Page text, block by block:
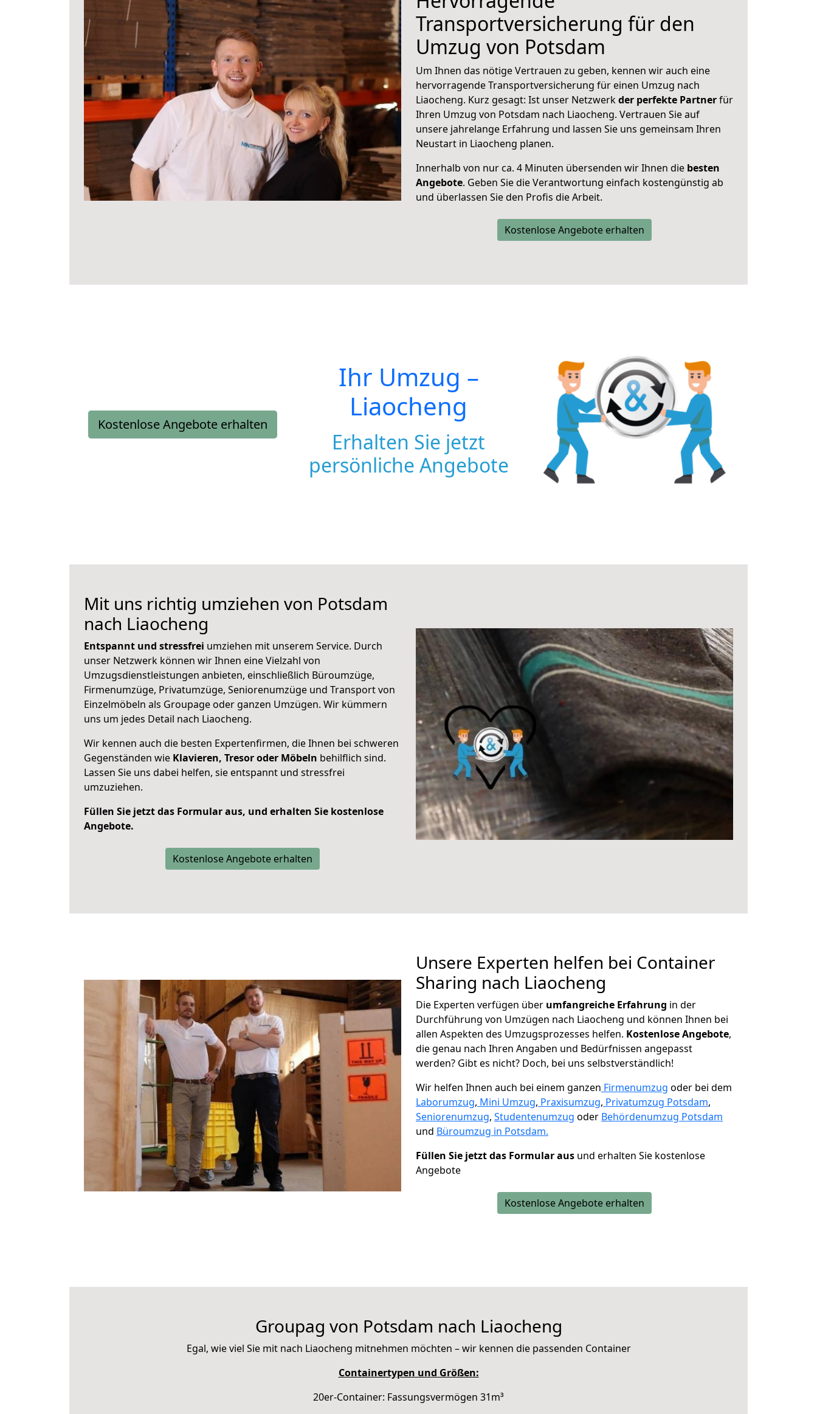
Transportversicherung für den
Umzug von Potsdam
Um Ihnen das nötige Vertrauen zu geben, kennen wir auch eine
hervorragende Transportversicherung für einen Umzug nach
Liaocheng. Kurz gesagt: Ist unser Netzwerkder perfekte Partnerfür
Ihren Umzug von Potsdam nach Liaocheng. Vertrauen Sie auf
unsere jahrelange Erfahrung und lassen Sie uns gemeinsam Ihren
Neustart in Liaocheng planen.
Innerhalb von nur ca. 4 Minuten übersenden wir Ihnen die besten
Angebote. Geben Sie die Verantwortung einfach kostengünstig ab
und überlassen Sie den Profis die Arbeit.
Kostenlose Angebote erhalten
Kostenlose Angebote erhalten
Ihr Umzug –
Liaocheng
Erhalten Sie jetzt
persönliche Angebote
Mit uns richtig umziehen von Potsdam
nach Liaocheng
Entspannt und stressfrei umziehen mit unserem Service. Durch
unser Netzwerk können wir Ihnen eine Vielzahl von
Umzugsdienstleistungen anbieten, einschließlich Büroumzüge,
Firmenumzüge, Privatumzüge, Seniorenumzüge und Transport von
Einzelmöbeln als Groupage oder ganzen Umzügen. Wir kümmern
uns um jedes Detail nach Liaocheng.
Wir kennen auch die besten Expertenfirmen, die Ihnen bei schweren
Gegenständen wie Klavieren, Tresor oder Möbeln behilflich sind.
Lassen Sie uns dabei helfen, sie entspannt und stressfrei
umzuziehen.
Füllen Sie jetzt das Formular aus, und erhalten Sie kostenlose
Angebote.
Kostenlose Angebote erhalten
Unsere Experten helfen bei Container
Sharing nach Liaocheng
Die Experten verfügen über umfangreiche Erfahrung in der
Durchführung von Umzügen nach Liaocheng und können Ihnen bei
allen Aspekten des Umzugsprozesses helfen. Kostenlose Angebote,
die genau nach Ihren Angaben und Bedürfnissen angepasst
werden? Gibt es nicht? Doch, bei uns selbstverständlich!
Wir helfen Ihnen auch bei einem ganzen Firmenumzug oder bei dem
Laborumzug, Mini Umzug, Praxisumzug, Privatumzug Potsdam,
Seniorenumzug, Studentenumzug oder Behördenumzug Potsdam
und Büroumzug in Potsdam.
Füllen Sie jetzt das Formular aus und erhalten Sie kostenlose
Angebote
Kostenlose Angebote erhalten
Groupag von Potsdam nach Liaocheng
Egal, wie viel Sie mit nach Liaocheng mitnehmen möchten – wir kennen die passenden Container
Containertypen und Größen:
20er-Container: Fassungsvermögen 31m³